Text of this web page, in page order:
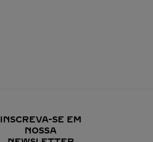
INSCREVA-SE EM
NOSSA